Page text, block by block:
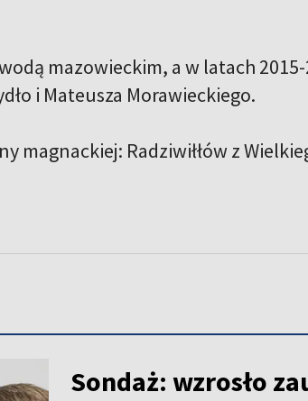
mazowieckim, a w latach
i Mateusza Morawieckiego.
magnackiej: Radziwiłłów z
Sondaż: wzrosło